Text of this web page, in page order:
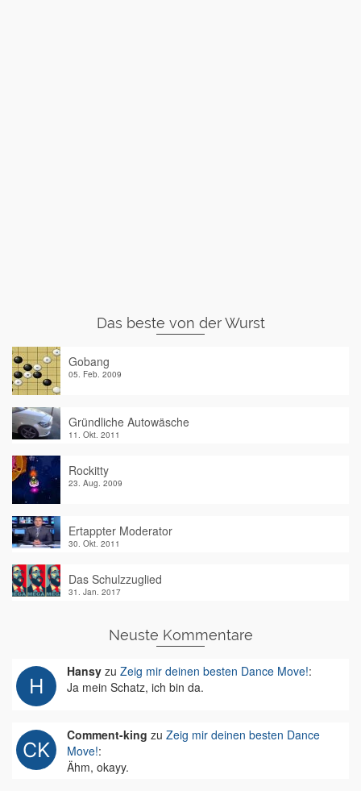
Das beste von der Wurst
Gobang
05. Feb. 2009
Gründliche Autowäsche
11. Okt. 2011
Rockitty
23. Aug. 2009
Ertappter Moderator
30. Okt. 2011
Das Schulzzuglied
31. Jan. 2017
Neuste Kommentare
Hansy zu Zeig mir deinen besten Dance Move!:
Ja mein Schatz, ich bin da.
Comment-king zu Zeig mir deinen besten Dance
Move!:
Ähm, okayy.